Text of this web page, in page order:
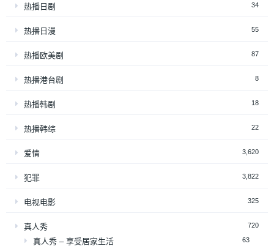
热播日剧 34
热播日漫 55
热播欧美剧 87
热播港台剧 8
热播韩剧 18
热播韩综 22
爱情 3,620
犯罪 3,822
电视电影 325
真人秀 720
真人秀 – 享受居家生活 63